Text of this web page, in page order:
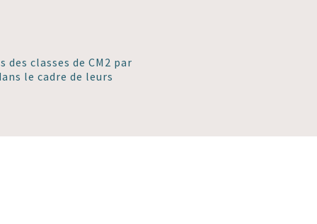
classes de CM2 par
le cadre de leurs